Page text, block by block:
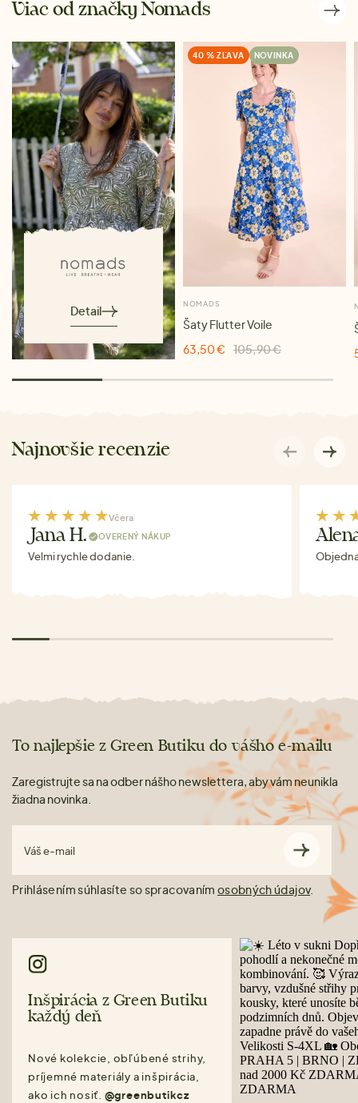
Viac od značky Nomads
Detail
40 % ZĽAVA NOVINKA
NOMADS
Šaty Flutter Voile
63,50 €
105,90 €
Najnovšie recenzie
Včera
Jana H. OVERENÝ NÁKUP
Velmi rychle dodanie.
To najlepšie z Green Butiku do vášho e-mailu
Zaregistrujte sa na odber nášho newslettera, aby vám neunikla
žiadna novinka.
Váš e-mail
Prihlásením súhlasíte so spracovaním osobných údajov.
Inšpirácia z Green Butiku
každý deň
Nové kolekcie, obľúbené strihy,
príjemné materiály a inšpirácia,
ako ich nosiť. @greenbutikcz